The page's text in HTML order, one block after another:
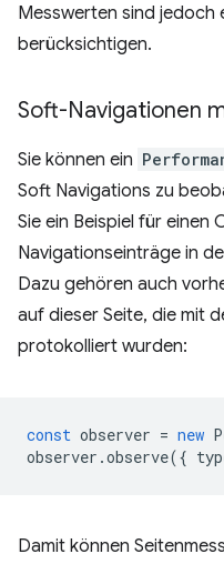
Messwerten sind jedoch
berücksichtigen.
Soft-Navigationen
Sie können ein
Soft Navigations zu
Sie ein Beispiel für einen
Navigationseinträge in
Dazu gehören auch
auf dieser Seite, die mit
protokolliert wurden:
const observer = new
observer .observe({
Damit können